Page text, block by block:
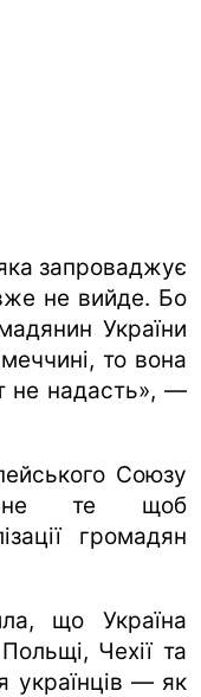
запроваджує
не вийде. Бо
України
то вона
не надасть», —
Союзу
«не те щоб
громадян
що Україна
Чехії та
українців — як